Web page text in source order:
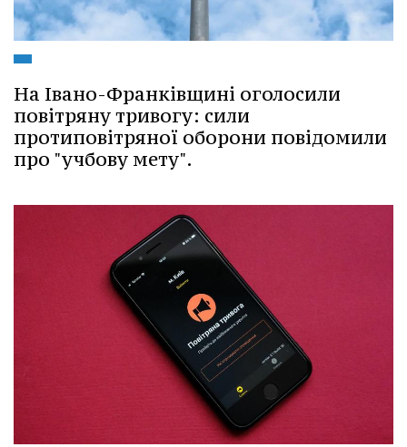
На Івано-Франківщині оголосили
повітряну тривогу: сили
протиповітряної оборони повідомили
про "учбову мету".